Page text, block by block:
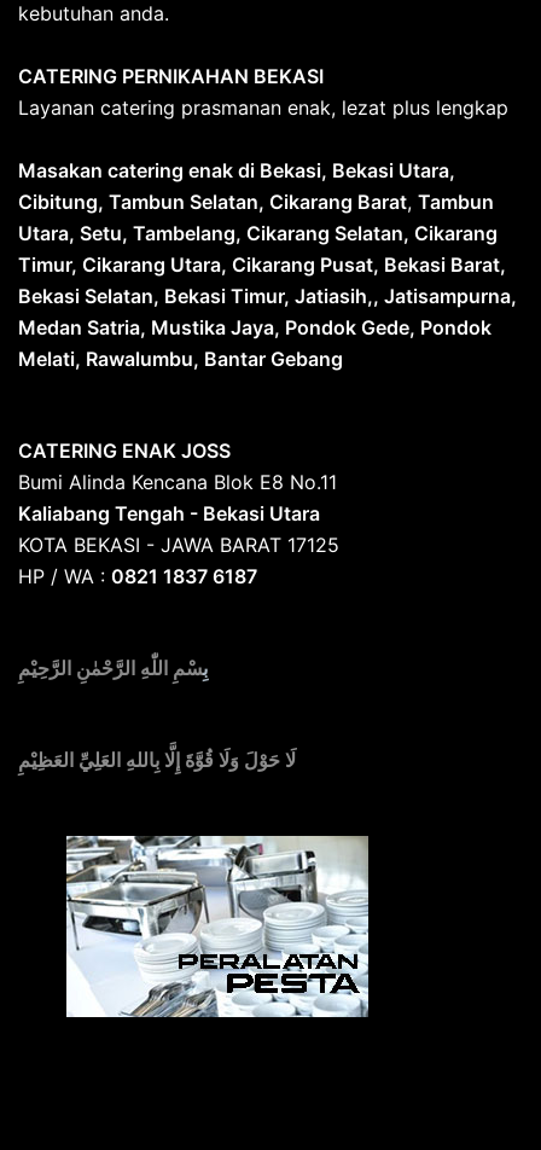
kebutuhan anda.
CATERING PERNIKAHAN BEKASI
Layanan catering prasmanan enak, lezat plus lengkap
Masakan catering enak di Bekasi, Bekasi Utara,
Cibitung, Tambun Selatan, Cikarang Barat, Tambun
Utara, Setu, Tambelang, Cikarang Selatan, Cikarang
Timur, Cikarang Utara, Cikarang Pusat, Bekasi Barat,
Bekasi Selatan, Bekasi Timur, Jatiasih,, Jatisampurna,
Medan Satria, Mustika Jaya, Pondok Gede, Pondok
Melati, Rawalumbu, Bantar Gebang
CATERING ENAK JOSS
Bumi Alinda Kencana Blok E8 No.11
Kaliabang Tengah - Bekasi Utara
KOTA BEKASI - JAWA BARAT 17125
HP / WA : 0821 1837 6187
بِسْمِ اللّٰهِ الرَّحْمٰنِ الرَّحِيْمِ
لَا حَوْلَ وَلَا قُوَّةَ إِلَّا بِاللهِ العَلِيِّ العَظِيْمِ